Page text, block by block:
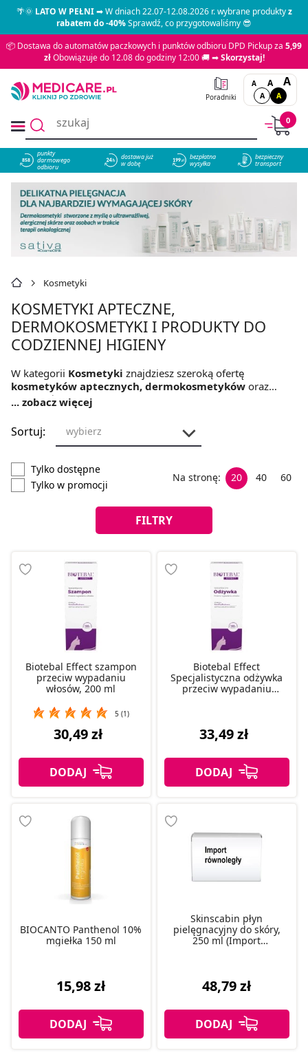
🌴🌞LATO W PEŁNI➡ W dniach 22.07-12.08.2026 r. wybrane produktyz
rabatem do -40%Sprawdź, co przygotowaliśmy 😎
📦 Dostawa do automatów paczkowych i punktów odbioru DPD Pickup za 5,99
złObowiązuje do 12.08 do godziny 12:00 🚚 ➡Skorzystaj!
Poradniki
A A A
A A
0
858
punkty
darmowego
odbioru
dostawa już
w dobę
bezpłatna
wysyłka
bezpieczny
transport
Kosmetyki
KOSMETYKI APTECZNE,
DERMOKOSMETYKI I PRODUKTY DO
CODZIENNEJ HIGIENY
W kategorii Kosmetyki znajdziesz szeroką ofertę
kosmetyków aptecznych, dermokosmetyków oraz
produktów do codziennej
. Oferujemy preparaty do twarzy, włosów, stóp i jamy
ustnej, a także akcesoria, takie jak maszynki do golenia,
szczoteczki czy nici dentystyczne. Wybierz sprawdzone
marki apteczne, które łącząbezpieczeństwo, skuteczność
i delikatną formułę odpowiednią dla całej rodziny.
... zobacz więcej
Sortuj: wybierz
Tylko dostępne
Tylko w promocji
Na stronę: 20 40 60
FILTRY
Biotebal Effect szampon
przeciw wypadaniu
włosów, 200 ml
5 (1)
30,49 zł
Biotebal Effect
Specjalistyczna odżywka
przeciw wypadaniu
33,49 zł
BIOCANTO Panthenol 10%
mgiełka 150 ml
15,98 zł
Skinscabin płyn
pielęgnacyjny do skóry,
250 ml (Import
48,79 zł